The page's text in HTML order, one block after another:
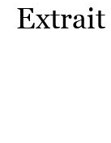
Extrait